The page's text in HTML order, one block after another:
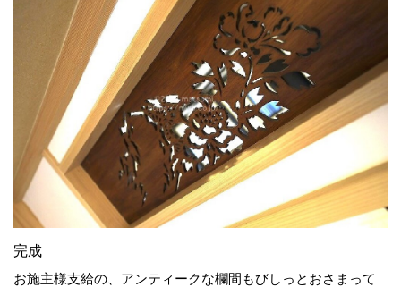
完成
お施主様支給の、アンティークな欄間もびしっとおさまって